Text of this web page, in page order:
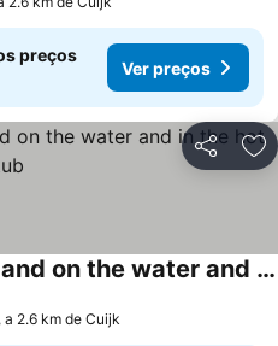
preços
Ver preços
Partilhar
Ultimate enjoyment in and on the water and in the hot tub
a 2.6 km de Cuijk